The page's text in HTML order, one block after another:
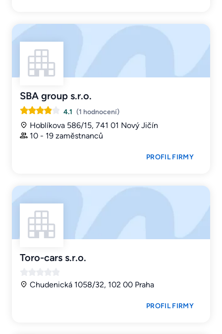
SBA group s.r.o.
4.1 (1 hodnocení)
Hoblíkova 586/15, 741 01 Nový Jičín
10 - 19 zaměstnanců
PROFIL FIRMY
Toro-cars s.r.o.
Chudenická 1058/32, 102 00 Praha
PROFIL FIRMY